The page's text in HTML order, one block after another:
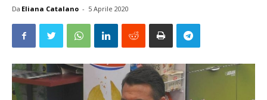
Da Eliana Catalano - 5 Aprile 2020